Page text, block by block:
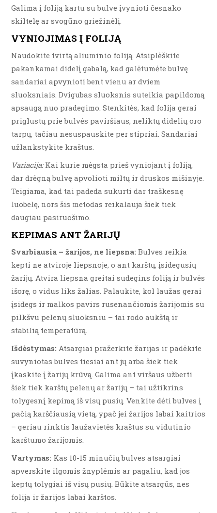
Galima į foliją kartu su bulve įvynioti česnako
skiltelę ar svogūno griežinėlį.
VYNIOJIMAS Į FOLIJĄ
Naudokite tvirtą aliuminio foliją. Atsiplėškite
pakankamai didelį gabalą, kad galėtumėte bulvę
sandariai apvynioti bent vienu ar dviem
sluoksniais. Dvigubas sluoksnis suteikia papildomą
apsaugą nuo pradegimo. Stenkitės, kad folija gerai
priglustų prie bulvės paviršiaus, neliktų didelių oro
tarpų, tačiau nesuspauskite per stipriai. Sandariai
užlankstykite kraštus.
Variacija:Kai kurie mėgsta prieš vyniojant į foliją,
dar drėgną bulvę apvolioti miltų ir druskos mišinyje.
Teigiama, kad tai padeda sukurti dar traškesnę
luobelę, nors šis metodas reikalauja šiek tiek
daugiau pasiruošimo.
KEPIMAS ANT ŽARIJŲ
Svarbiausia – žarijos, ne liepsna: Bulves reikia
kepti ne atviroje liepsnoje, o ant karštų, įsidegusių
žarijų. Atvira liepsna greitai sudegins foliją ir bulvės
išorę, o vidus liks žalias. Palaukite, kol laužas gerai
įsidegs ir malkos pavirs rusenančiomis žarijomis su
pilkšvu pelenų sluoksniu – tai rodo aukštą ir
stabilią temperatūrą.
Išdėstymas: Atsargiai pražerkite žarijas ir padėkite
suvyniotas bulves tiesiai ant jų arba šiek tiek
įkaskite į žarijų krūvą. Galima ant viršaus užberti
šiek tiek karštų pelenų ar žarijų – tai užtikrins
tolygesnį kepimą iš visų pusių. Venkite dėti bulves į
pačią karščiausią vietą, ypač jei žarijos labai kaitrios
– geriau rinktis laužavietės kraštus su vidutinio
karštumo žarijomis.
Vartymas: Kas 10-15 minučių bulves atsargiai
apverskite ilgomis žnyplėmis ar pagaliu, kad jos
keptų tolygiai iš visų pusių. Būkite atsargūs, nes
folija ir žarijos labai karštos.